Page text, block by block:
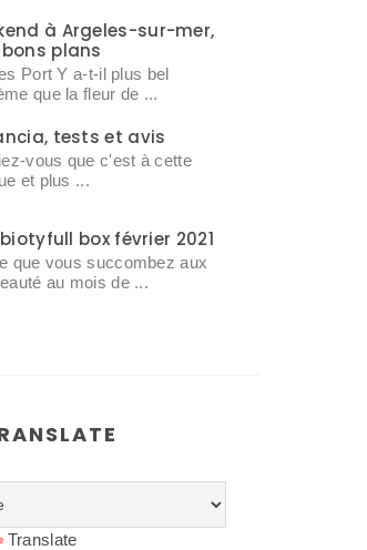
à Argeles-sur-mer,
plans
Port Y a-t-il plus bel
que la fleur de ...
tests et avis
vous que c'est à cette
et plus ...
box février 2021
que vous succombez aux
au mois de ...
Translate